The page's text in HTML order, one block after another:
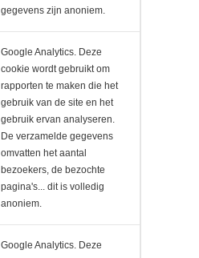
gegevens zijn anoniem.
Google Analytics. Deze
cookie wordt gebruikt om
rapporten te maken die het
gebruik van de site en het
gebruik ervan analyseren.
De verzamelde gegevens
omvatten het aantal
bezoekers, de bezochte
pagina's... dit is volledig
anoniem.
Google Analytics. Deze